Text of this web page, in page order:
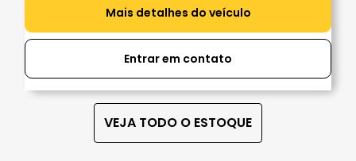
Mais detalhes do veículo
Entrar em contato
VEJA TODO O ESTOQUE